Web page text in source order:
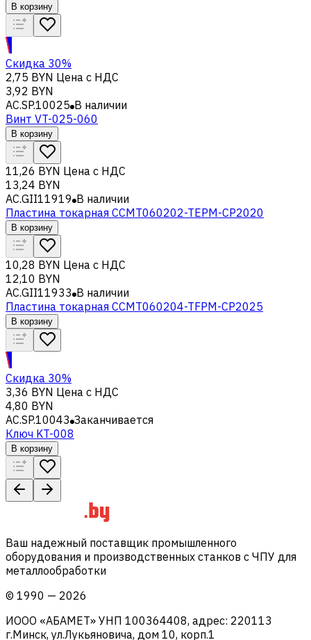
В корзину
Скидка 30%
2,75 BYN Цена с НДС
3,92 BYN
AC.SP.10025 В наличии
Винт VT-025-060
В корзину
11,26 BYN Цена с НДС
13,24 BYN
AC.GII11919 В наличии
Пластина токарная CCMT060202-TEPM-CP2020
В корзину
10,28 BYN Цена с НДС
12,10 BYN
AC.GII11933 В наличии
Пластина токарная CCMT060204-TFPM-CP2025
В корзину
Скидка 30%
3,36 BYN Цена с НДС
4,80 BYN
AC.SP.10043 Заканчивается
Ключ KT-008
В корзину
Ваш надежный поставщик промышленного
оборудования и производственных станков с ЧПУ для
металлообработки
© 1990 — 2026
ИООО «АБАМЕТ» УНП 100364408, адрес: 220113
г.Минск, ул.Лукьяновича, дом 10, корп.1